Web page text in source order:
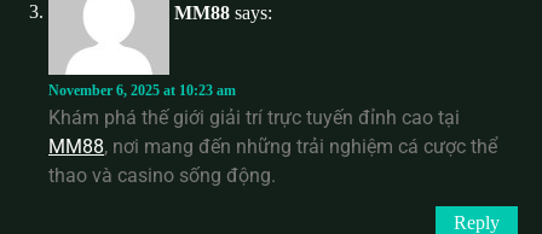
MM88 says:
November 6, 2025 at 10:23 am
Khám phá thế giới giải trí trực tuyến đỉnh cao tại
MM88, nơi mang đến những trải nghiệm cá cược thể
thao và casino sống động.
Reply